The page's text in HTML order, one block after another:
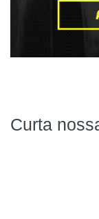
Curta